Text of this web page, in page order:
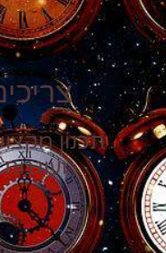
תכנון